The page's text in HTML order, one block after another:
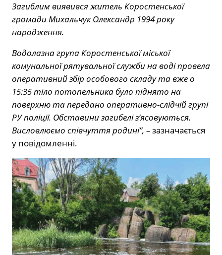
Загиблим виявився житель Коростенської
громади Михальчук Олександр 1994 року
народження.
Водолазна група Коростенської міської
комунальної рятувальної служби на воді провела
оперативний збір особового складу та вже о
15:35 тіло потопельника було піднято на
поверхню та передано оперативно-слідчій групі
РУ поліції. Обставини загибелі з’ясовуються.
Висловлюємо співчуття родині”, –зазначається
у повідомленні.